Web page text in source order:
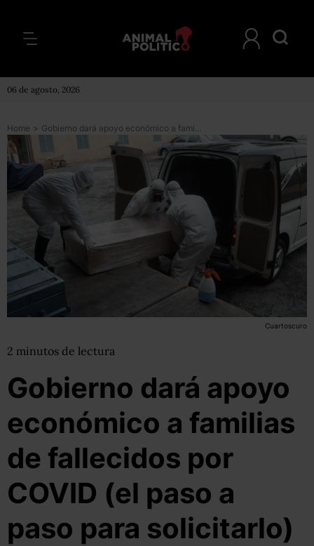
06 de agosto, 2026
Home > Gobierno dará apoyo económico a familias de fallecidos por COVID (el paso a paso para solicitarlo)
Cuartoscuro
2 minutos de lectura
Gobierno dará apoyo
económico a familias
de fallecidos por
COVID (el paso a
paso para solicitarlo)